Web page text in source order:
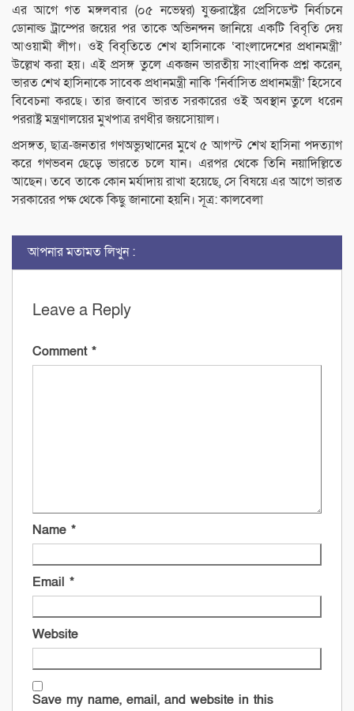
এর আগে গত মঙ্গলবার (০৫ নভেম্বর) যুক্তরাষ্ট্রের প্রেসিডেন্ট নির্বাচনে
ডোনাল্ড ট্রাম্পের জয়ের পর তাকে অভিনন্দন জানিয়ে একটি বিবৃতি দেয়
আওয়ামী লীগ। ওই বিবৃতিতে শেখ হাসিনাকে ‘বাংলাদেশের প্রধানমন্ত্রী’
উল্লেখ করা হয়। এই প্রসঙ্গ তুলে একজন ভারতীয় সাংবাদিক প্রশ্ন করেন,
ভারত শেখ হাসিনাকে সাবেক প্রধানমন্ত্রী নাকি ‘নির্বাসিত প্রধানমন্ত্রী’ হিসেবে
বিবেচনা করছে। তার জবাবে ভারত সরকারের ওই অবস্থান তুলে ধরেন
পররাষ্ট্র মন্ত্রণালয়ের মুখপাত্র রণধীর জয়সোয়াল।
প্রসঙ্গত, ছাত্র-জনতার গণঅভ্যুত্থানের মুখে ৫ আগস্ট শেখ হাসিনা পদত্যাগ
করে গণভবন ছেড়ে ভারতে চলে যান। এরপর থেকে তিনি নয়াদিল্লিতে
আছেন। তবে তাকে কোন মর্যাদায় রাখা হয়েছে, সে বিষয়ে এর আগে ভারত
সরকারের পক্ষ থেকে কিছু জানানো হয়নি। সূত্র: কালবেলা
আপনার মতামত লিখুন :
Leave a Reply
Comment *
Name *
Email *
Website
Save my name, email, and website in this